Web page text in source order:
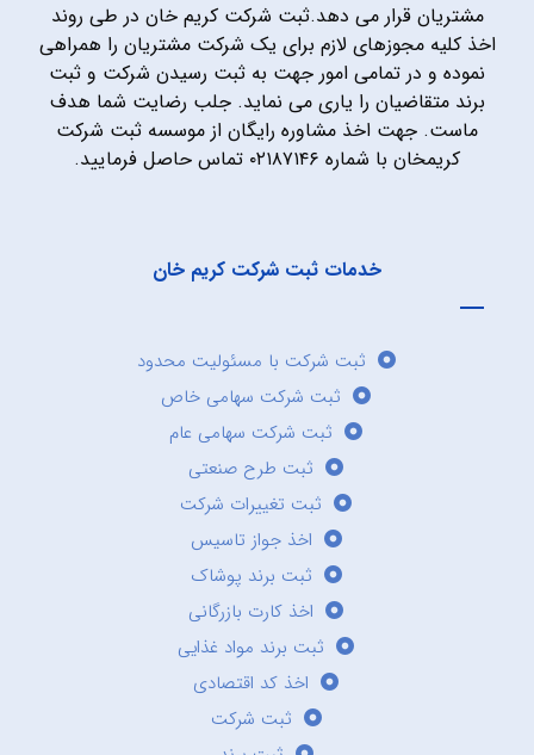
مشتریان قرار می دهد.ثبت شرکت کریم خان در طی روند
اخذ کلیه مجوزهای لازم برای یک شرکت مشتریان را همراهی
نموده و در تمامی امور جهت به ثبت رسیدن شرکت و ثبت
برند متقاضیان را یاری می نماید. جلب رضایت شما هدف
ماست. جهت اخذ مشاوره رایگان از موسسه ثبت شرکت
کریمخان با شماره ۰۲۱۸۷۱۴۶ تماس حاصل فرمایید.
خدمات ثبت شرکت کریم خان
ثبت شرکت با مسئولیت محدود
ثبت شرکت سهامی خاص
ثبت شرکت سهامی عام
ثبت طرح صنعتی
ثبت تغییرات شرکت
اخذ جواز تاسیس
ثبت برند پوشاک
اخذ کارت بازرگانی
ثبت برند مواد غذایی
اخذ کد اقتصادی
ثبت شرکت